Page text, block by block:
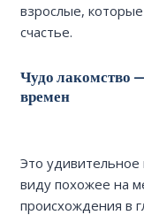
взрослые,
счастье.
Чудо лакомство
времен
Это
виду похожее на
происхождения в